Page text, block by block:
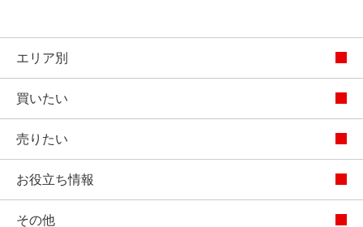
エリア別
買いたい
売りたい
お役立ち情報
その他